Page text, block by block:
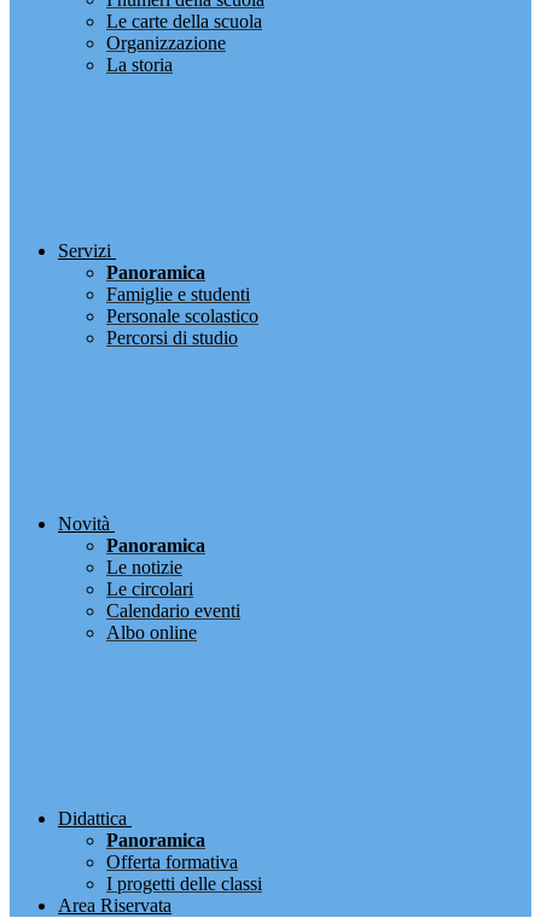
Le carte della scuola
Organizzazione
La storia
Servizi
Panoramica
Famiglie e studenti
Personale scolastico
Percorsi di studio
Novità
Panoramica
Le notizie
Le circolari
Calendario eventi
Albo online
Didattica
Panoramica
Offerta formativa
I progetti delle classi
Area Riservata